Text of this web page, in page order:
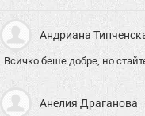
Андриана
Всичко беше добре, но
Анелия Драганова